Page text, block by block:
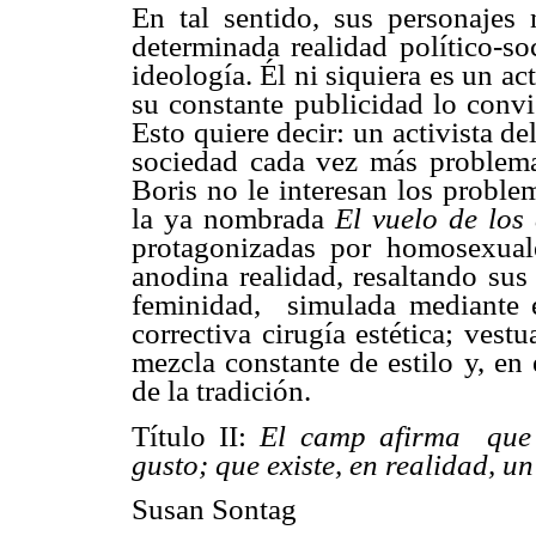
En tal sentido, sus
determinada realidad político-
ideología. Él ni siquiera es un
su constante publicidad lo
Esto quiere decir: un activista
sociedad cada vez más
Boris no le interesan los
la ya nombradaEl vuelo de los
protagonizadas por
anodina realidad, resaltando
feminidad,
simulada
correctiva cirugía estética;
mezcla constante de estilo y,
de la tradición.
Título II: El camp afirma
gusto; que existe, en realidad,
Susan Sontag